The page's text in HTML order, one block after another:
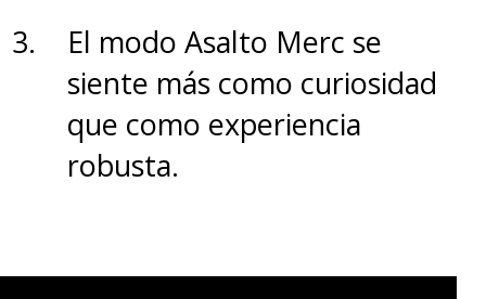
Obviamente no todo es color de
rosas y el procesamiento es
bien lento en modo
nocturno,
y si bien las fotos de
obturador tarda un poco más
El modo Asalto Merc se
siente más como curiosidad
que como experiencia
robusta.